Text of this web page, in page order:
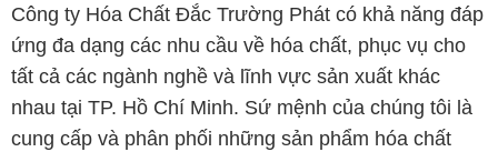
Công ty Hóa Chất Đắc Trường Phát có khả năng đáp
ứng đa dạng các nhu cầu về hóa chất, phục vụ cho
tất cả các ngành nghề và lĩnh vực sản xuất khác
nhau tại TP. Hồ Chí Minh. Sứ mệnh của chúng tôi là
cung cấp và phân phối những sản phẩm hóa chất